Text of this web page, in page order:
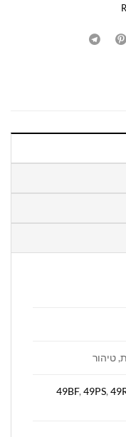
49BF, 49PS,